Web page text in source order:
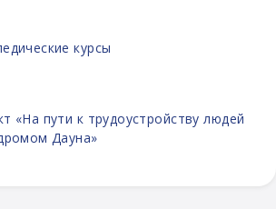
курсы
«На пути к трудоустройству людей
Дауна»